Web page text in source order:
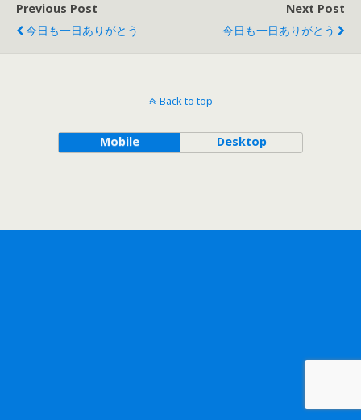
Previous Post
今日も一日ありがとう
Next Post
今日も一日ありがとう
Back to top
Mobile Desktop